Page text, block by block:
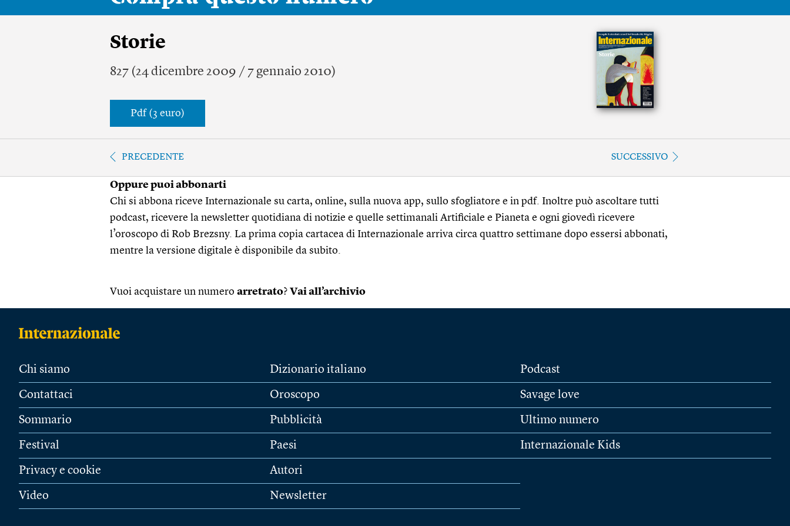
Storie
827 (24 dicembre 2009 / 7 gennaio 2010)
Pdf (3 euro)
PRECEDENTE SUCCESSIVO
Oppure puoi abbonarti
Chi si abbona riceve Internazionale su carta, online, sulla nuova app, sullo sfogliatore e in pdf. Inoltre può ascoltare tutti
podcast, ricevere la newsletter quotidiana di notizie e quelle settimanali Artificiale e Pianeta e ogni giovedì ricevere
l’oroscopo di Rob Brezsny. La prima copia cartacea di Internazionale arriva circa quattro settimane dopo essersi abbonati,
mentre la versione digitale è disponibile da subito.
Vuoi acquistare un numero arretrato? Vai all’archivio
Chi siamo
Contattaci
Sommario
Festival
Privacy e cookie
Video
Dizionario italiano
Oroscopo
Pubblicità
Paesi
Autori
Newsletter
Podcast
Savage love
Ultimo numero
Internazionale Kids